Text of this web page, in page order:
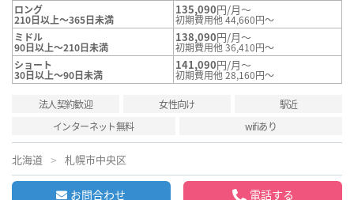
ロング
210日以上～365日未満
135,090円/月～
初期費用他 44,660円～
ミドル
90日以上～210日未満
138,090円/月～
初期費用他 36,410円～
ショート
30日以上～90日未満
141,090円/月～
初期費用他 28,160円～
法人契約歓迎 女性向け
駅近
インターネット無料
wifiあり
北海道 札幌市中央区
お問合わせ 電話する